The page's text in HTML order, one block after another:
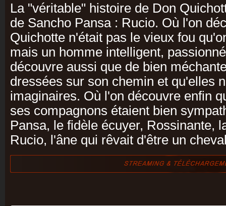
La "véritable" histoire de Don
de Sancho Pansa : Rucio. Où l'on
Quichotte n'était pas le vieux fou
mais un homme intelligent,
découvre aussi que de bien
dressées sur son chemin et qu'elles
imaginaires. Où l'on découvre enfin
ses compagnons étaient bien
Pansa, le fidèle écuyer, Rossinante,
Rucio, l'âne qui rêvait d'être un